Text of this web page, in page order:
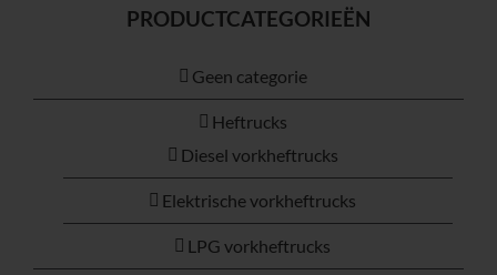
PRODUCTCATEGORIEËN
Geen categorie
Heftrucks
Diesel vorkheftrucks
Elektrische vorkheftrucks
LPG vorkheftrucks